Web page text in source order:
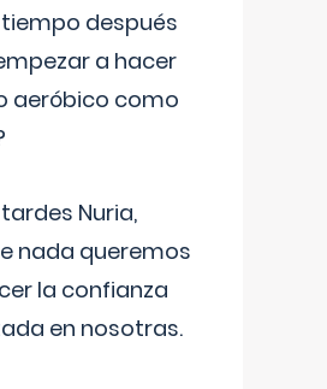
después
a hacer
aeróbico como
Nuria,
nada queremos
la confianza
en nosotras.